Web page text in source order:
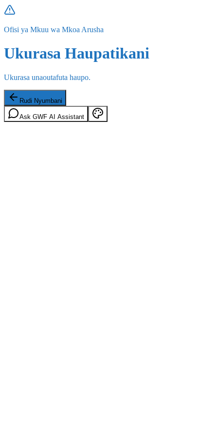
Ofisi ya Mkuu wa Mkoa Arusha
Ukurasa Haupatikani
Ukurasa unaoutafuta haupo.
Rudi Nyumbani
Ask GWF AI Assistant